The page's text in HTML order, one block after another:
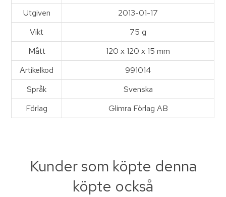
Utgiven
2013-01-17
Vikt
75 g
Mått
120 x 120 x 15 mm
Artikelkod
991014
Språk
Svenska
Förlag
Glimra Förlag AB
Kunder som köpte denna
köpte också